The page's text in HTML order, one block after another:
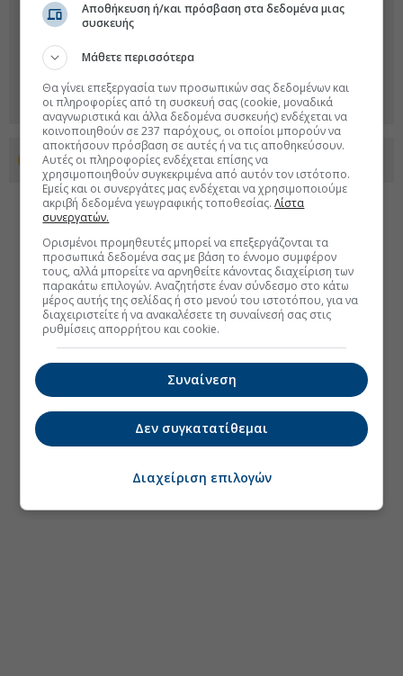
Προσθέστε το euro2day.gr στο Discover
Αποθήκευση ή/και πρόσβαση στα δεδομένα μιας
συσκευής
Μάθετε περισσότερα
Θα γίνει επεξεργασία των προσωπικών σας δεδομένων και
οι πληροφορίες από τη συσκευή σας (cookie, μοναδικά
αναγνωριστικά και άλλα δεδομένα συσκευής) ενδέχεται να
κοινοποιηθούν σε 237 παρόχους, οι οποίοι μπορούν να
αποκτήσουν πρόσβαση σε αυτές ή να τις αποθηκεύσουν.
Αυτές οι πληροφορίες ενδέχεται επίσης να
χρησιμοποιηθούν συγκεκριμένα από αυτόν τον ιστότοπο.
Εμείς και οι συνεργάτες μας ενδέχεται να χρησιμοποιούμε
ακριβή δεδομένα γεωγραφικής τοποθεσίας.Λίστα
συνεργατών.
Ορισμένοι προμηθευτές μπορεί να επεξεργάζονται τα
προσωπικά δεδομένα σας με βάση το έννομο συμφέρον
τους, αλλά μπορείτε να αρνηθείτε κάνοντας διαχείριση των
παρακάτω επιλογών. Αναζητήστε έναν σύνδεσμο στο κάτω
μέρος αυτής της σελίδας ή στο μενού του ιστοτόπου, για να
διαχειριστείτε ή να ανακαλέσετε τη συναίνεσή σας στις
ρυθμίσεις απορρήτου και cookie.
Συναίνεση
Δεν συγκατατίθεμαι
Διαχείριση επιλογών